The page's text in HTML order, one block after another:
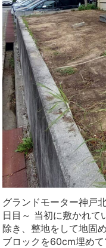
グランドモーター神戸
日目～ 当初に敷かれて
除き、整地をして地固
ブロックを60cm埋めて